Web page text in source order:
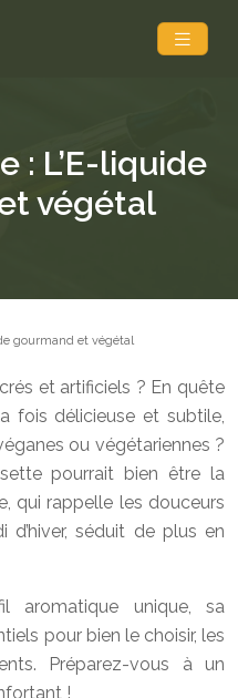
: L’E-liquide
végétal
gourmand et végétal
et artificiels ? En quête
fois délicieuse et subtile,
ou végétariennes ?
pourrait bien être la
qui rappelle les douceurs
d’hiver, séduit de plus en
aromatique unique, sa
pour bien le choisir, les
Préparez-vous à un
!